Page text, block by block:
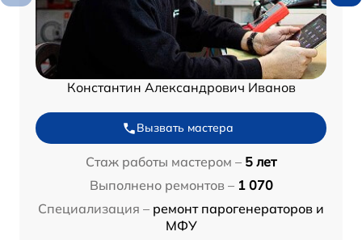
Константин Александрович Иванов
Вызвать мастера
Стаж работы мастером – 5 лет
Выполнено ремонтов – 1 070
Специализация – ремонт парогенераторов и
МФУ